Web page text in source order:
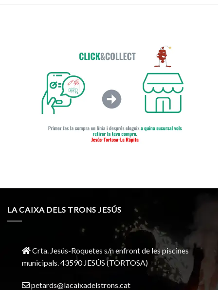
LA CAIXA DELS TRONS JESÚS
Crta. Jesús-Roquetes s/n enfront de les piscines
municipals. 43590 JESÚS (TORTOSA)
petards@lacaixadelstrons.cat